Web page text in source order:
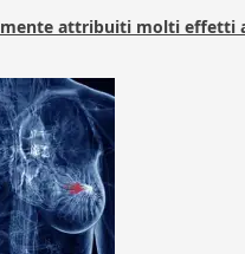
attribuiti molti effetti